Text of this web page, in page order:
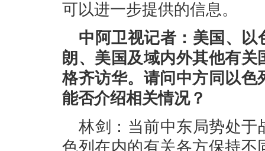
可以进一步提供的信息。
中阿卫视记者：美国、
朗、美国及域内外其他有
格齐访华。请问中方同以
能否介绍相关情况？
林剑：当前中东局势处于
色列在内的有关各方保持